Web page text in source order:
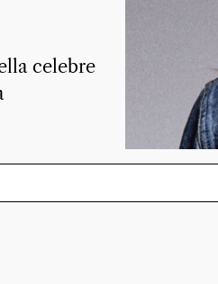
celebre